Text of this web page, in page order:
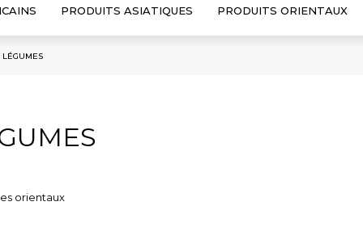
PRODUITS ASIATIQUES PRODUITS ORIENTAUX
LÉGUMES
orientaux